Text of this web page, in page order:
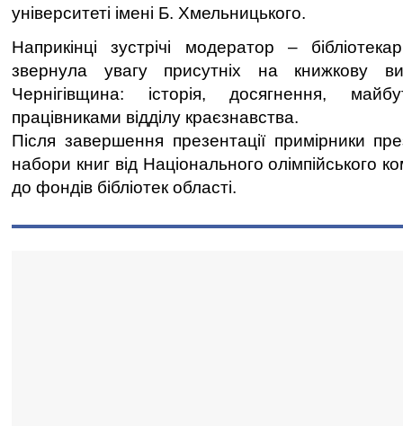
університеті імені Б. Хмельницького.
Наприкінці зустрічі модератор –
звернула увагу присутніх на книжкову
Чернігівщина: історія, досягнення,
працівниками відділу краєзнавства.
Після завершення презентації примірники
набори книг від Національного олімпійського
до фондів бібліотек області.